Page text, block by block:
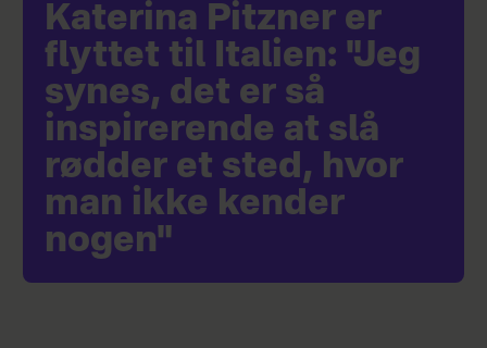
Katerina Pitzner er
flyttet til Italien: "Jeg
synes, det er så
inspirerende at slå
rødder et sted, hvor
man ikke kender
nogen"